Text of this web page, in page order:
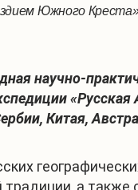
Южного
научно-
Китая,
а